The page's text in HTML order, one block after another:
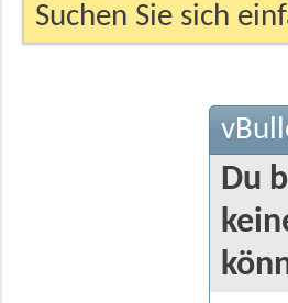
Suchen Sie sich
Du